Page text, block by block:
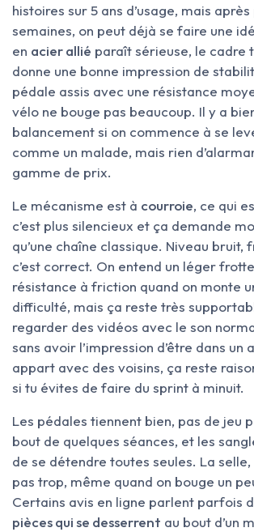
histoires sur 5 ans d’usage, mais
semaines, on peut déjà se faire une
en acier allié paraît sérieuse, le cadre
donne une bonne impression de
pédale assis avec une résistance
vélo ne bouge pas beaucoup. Il y a
balancement si on commence à se
comme un malade, mais rien
gamme de prix.
Le mécanisme est à courroie, ce qui
c’est plus silencieux et ça demande
qu’une chaîne classique. Niveau bruit,
c’est correct. On entend un léger
résistance à friction quand on monte
difficulté, mais ça reste très
regarder des vidéos avec le son
sans avoir l’impression d’être dans un
appart avec des voisins, ça reste
si tu évites de faire du sprint à minuit.
Les pédales tiennent bien, pas de jeu
bout de quelques séances, et les
de se détendre toutes seules. La
pas trop, même quand on bouge un
Certains avis en ligne parlent parfois
pièces qui se desserrent au bout d’un